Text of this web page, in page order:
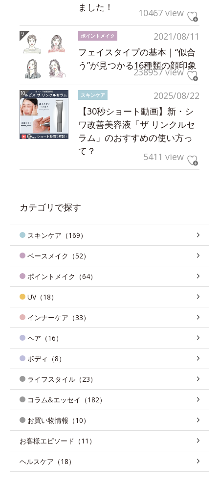
ました！
10467 view
2021/08/11
ポイントメイク
フェイスタイプの基本｜“似合
う”が見つかる16種類の顔印象
238957 view
2025/08/22
スキンケア
【30秒ショート動画】新・シ
ワ改善美容液「ザ リンクルセ
ラム」のおすすめの使い方っ
て？
5411 view
カテゴリで探す
スキンケア（169）
ベースメイク（52）
ポイントメイク（64）
UV（18）
インナーケア（33）
ヘア（16）
ボディ（8）
ライフスタイル（23）
コラム&エッセイ（182）
お買い物情報（10）
お客様エピソード（11）
ヘルスケア（18）